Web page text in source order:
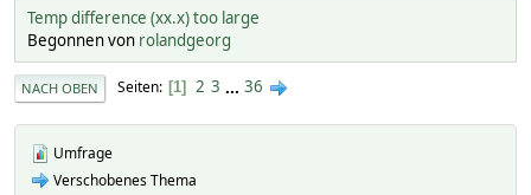
Temp difference (xx.x) too large
Begonnen von rolandgeorg
NACH OBEN Seiten 1 2 3 ... 36
Umfrage
Verschobenes Thema